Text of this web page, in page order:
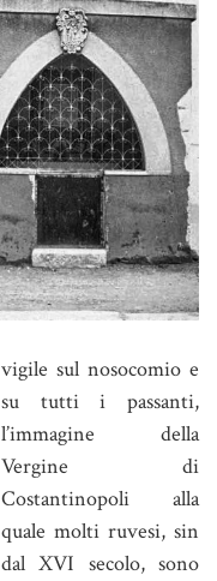
vigile sul nosocomio e
su tutti i passanti,
l’immagine della
Vergine di
Costantinopoli alla
quale molti ruvesi, sin
dal XVI secolo, sono